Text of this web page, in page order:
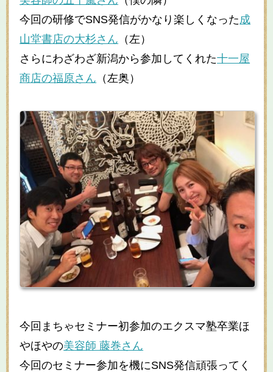
今回の研修でSNS発信がかなり楽しくなった 成
山堂書店の大杉さん （左）
さらにわざわざ新潟から参加してくれた十一屋
商店の福原さん （左奥）
今回まちゃセミナー初参加のエクスマ塾卒業ほ
やほやの美容師 藤巻さん
今回のセミナー参加を機にSNS発信頑張ってく